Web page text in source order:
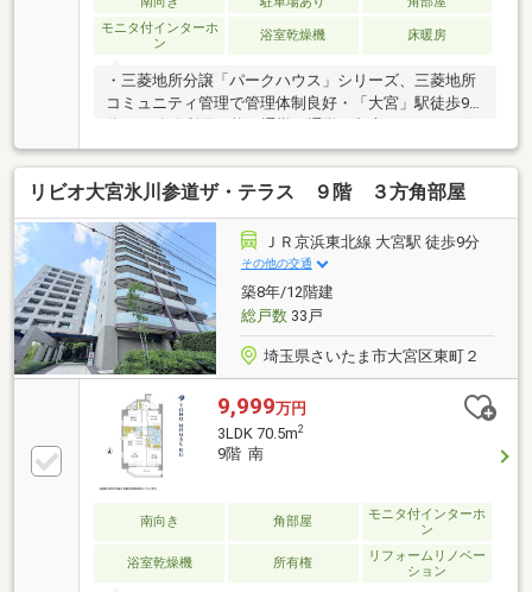
モニタ付インターホ
ン
浴室乾燥機 床暖房
・三菱地所分譲「パークハウス」シリーズ、三菱地所
コミュニティ管理で管理体制良好・「大宮」駅徒歩9
分、13路線利用可能で通勤・通学や都心アクセスに便
利な立地・マルイ・そごうなど大型商業施設に加え、
スーパー・コンビニ・小中学校が徒歩10分圏内で生活
環境充実・南向きバルコニーで陽当たり・通風良好、
西側には氷川参道の緑を望む落ち着いた住環境・各居
室に収納を確保し、約7.2帖洋室にはWIC付きで荷物も
すっきり整理可能・複層ガラス採用で結露を抑え、省
エネ性にも配慮・オートロック・24時間監視・宅配
BOX、ペット飼育可（細則有）
リビオ大宮氷川参道ザ・テラス ９階 ３方角部屋
ＪＲ京浜東北線 大宮駅 徒歩9分
その他の交通
築8年/12階建
総戸数33戸
埼玉県さいたま市大宮区東町２
9,999万円
3LDK 70.5m2
9階 南
南向き 角部屋
モニタ付インターホ
ン
浴室乾燥機 所有権
リフォームリノベー
ション